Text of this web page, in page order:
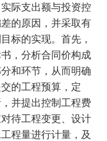
际支出额与投资控
的原因，并采取有
标的实现。首先，
，分析合同价构成
和环节，从而明确
的工程预算，定
并提出控制工程费
待工程变更、设计
程量进行计量，及